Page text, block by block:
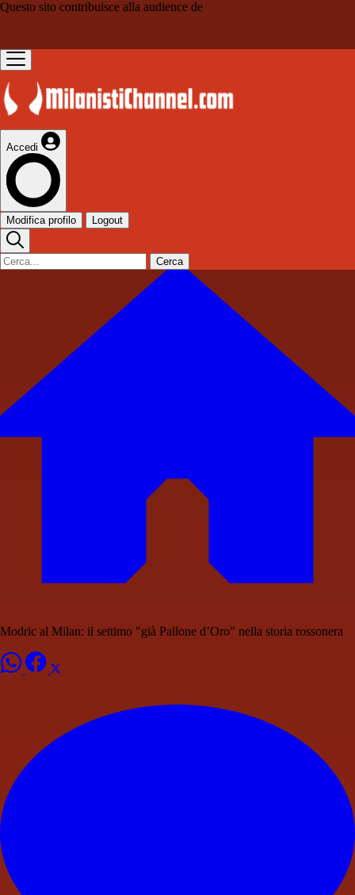
Questo sito contribuisce alla audience de
Accedi
Modifica profilo Logout
Cerca
Modric al Milan: il settimo "già Pallone d’Oro" nella storia rossonera